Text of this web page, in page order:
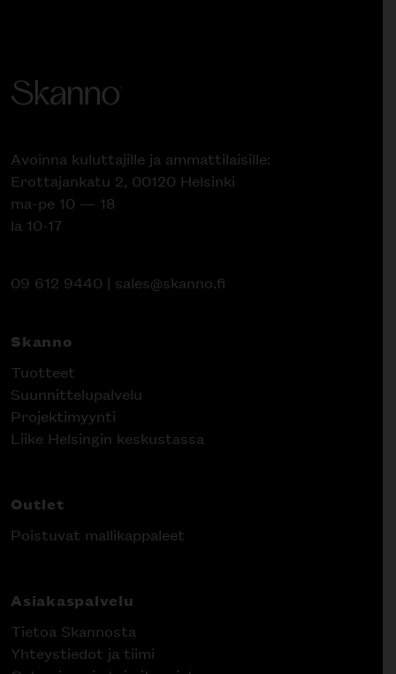
Avoinna kuluttajille ja ammattilaisille:
Erottajankatu 2, 00120 Helsinki
ma-pe 10 — 18
la 10-17
09 612 9440 | sales@skanno.fi
Skanno
Tuotteet
Suunnittelupalvelu
Projektimyynti
Liike Helsingin keskustassa
Outlet
Poistuvat mallikappaleet
Asiakaspalvelu
Tietoa Skannosta
Yhteystiedot ja tiimi